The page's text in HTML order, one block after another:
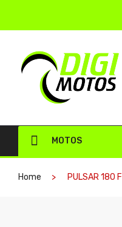
MOTOS
Home PULSAR 180 FI